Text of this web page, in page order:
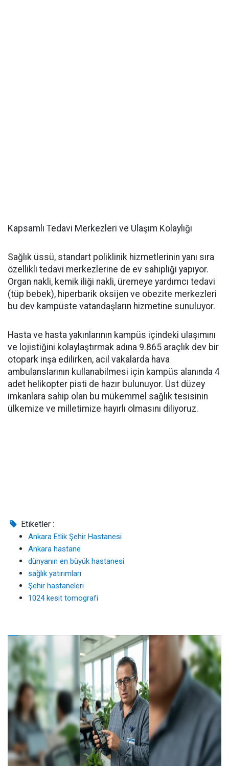
Kapsamlı Tedavi Merkezleri ve Ulaşım Kolaylığı
Sağlık üssü, standart poliklinik hizmetlerinin yanı sıra
özellikli tedavi merkezlerine de ev sahipliği yapıyor.
Organ nakli, kemik iliği nakli, üremeye yardımcı tedavi
(tüp bebek), hiperbarik oksijen ve obezite merkezleri
bu dev kampüste vatandaşların hizmetine sunuluyor.
Hasta ve hasta yakınlarının kampüs içindeki ulaşımını
ve lojistiğini kolaylaştırmak adına 9.865 araçlık dev bir
otopark inşa edilirken, acil vakalarda hava
ambulanslarının kullanabilmesi için kampüs alanında 4
adet helikopter pisti de hazır bulunuyor. Üst düzey
imkanlara sahip olan bu mükemmel sağlık tesisinin
ülkemize ve milletimize hayırlı olmasını diliyoruz.
Etiketler :
Ankara Etlik Şehir Hastanesi
Ankara hastane
dünyanın en büyük hastanesi
sağlık yatırımları
Şehir hastaneleri
1024 kesit tomografi